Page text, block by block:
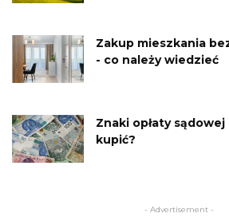
Zakup mieszkania
- co należy wiedzieć
Znaki opłaty sądowej
kupić?
- Advertisement -